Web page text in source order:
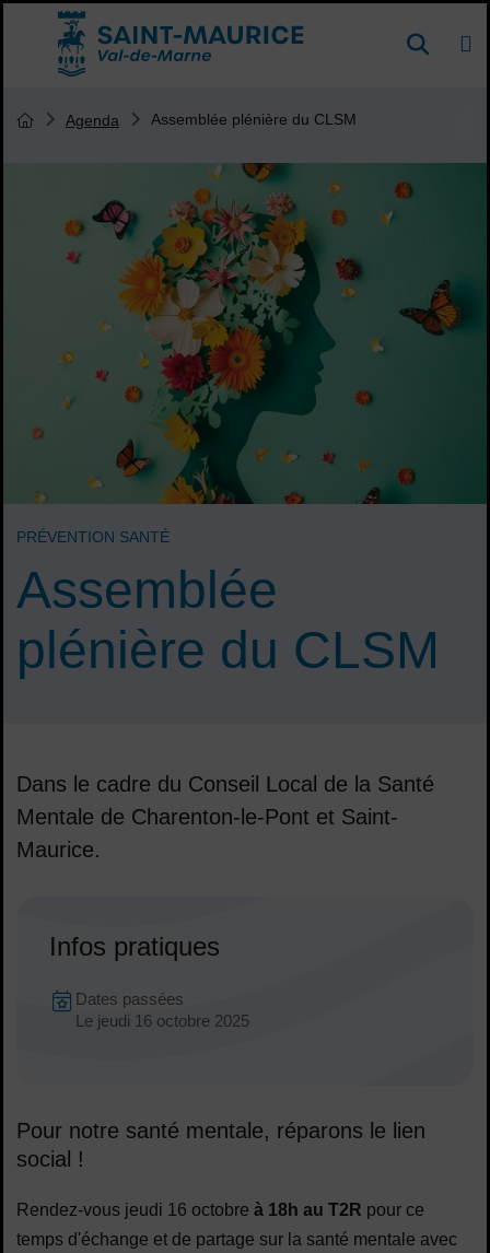
Menu de raccourcis
Accueil ville de Saint-Maurice DE
Assemblée
plénière du CLSM
PRÉVENTION SANTÉ
Vous êtes ici :
Page d'accueil du site
Agenda Assemblée plénière du CLSM
Dans le cadre du Conseil Local de la Santé
Mentale de Charenton-le-Pont et Saint-
Maurice.
Infos pratiques
Dates :
Dates en cours
Dates passées
Le jeudi 16 octobre 2025
Pour notre santé mentale, réparons le lien
social !
Rendez-vous jeudi 16 octobre à 18h au T2R pour ce
temps d'échange et de partage sur la santé mentale avec